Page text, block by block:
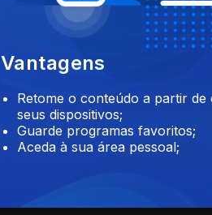
Vantagens
Retome o conteúdo a partir
seus dispositivos;
Guarde programas favoritos;
Aceda à sua área pessoal;